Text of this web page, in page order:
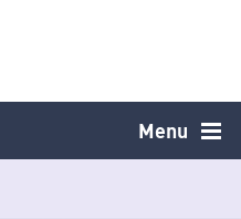
Menu